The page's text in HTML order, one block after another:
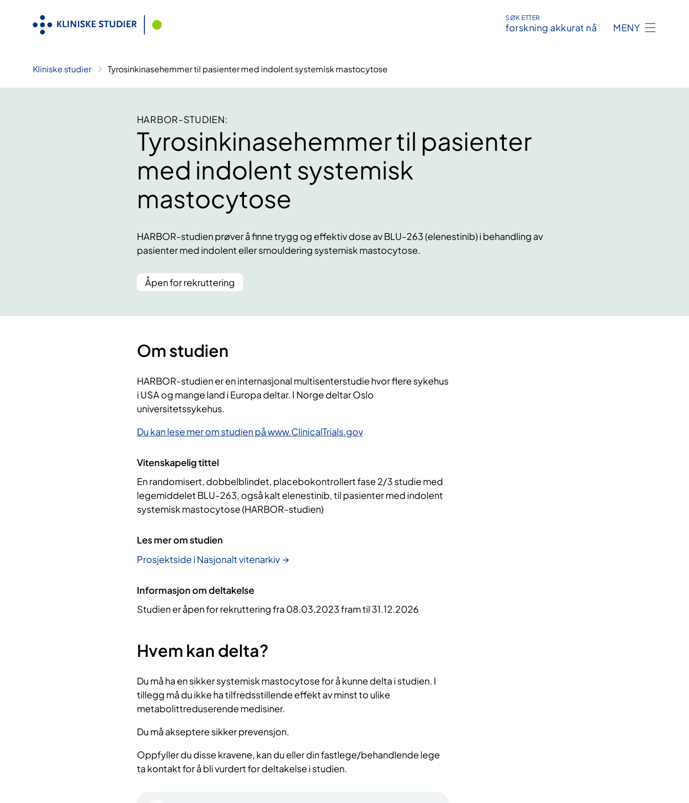
SØK ETTER
forskning akkurat nå MENY
Kliniske studier Tyrosinkinasehemmer til pasienter med indolent systemisk mastocytose
HARBOR-STUDIEN:
Tyrosinkinasehemmer til pasienter
med indolent systemisk
mastocytose
HARBOR-studien prøver å finne trygg og effektiv dose av BLU-263 (elenestinib) i behandling av
pasienter med indolent eller smouldering systemisk mastocytose.
Åpen for rekruttering
Om studien
HARBOR-studien er en internasjonal multisenterstudie hvor flere sykehus
i USA og mange land i Europa deltar. I Norge deltar Oslo
universitetssykehus.
Du kan lese mer om studien på www.ClinicalTrials.gov
Vitenskapelig tittel
En randomisert, dobbelblindet, placebokontrollert fase 2/3 studie med
legemiddelet BLU-263, også kalt elenestinib, til pasienter med indolent
systemisk mastocytose (HARBOR-studien)
Les mer om studien
Prosjektside i Nasjonalt vitenarkiv
Informasjon om deltakelse
Studien er åpen for rekruttering fra 08.03.2023 fram til 31.12.2026
Hvem kan delta?
Du må ha en sikker systemisk mastocytose for å kunne delta i studien. I
tillegg må du ikke ha tilfredsstillende effekt av minst to ulike
metabolittreduserende medisiner.
Du må akseptere sikker prevensjon.
Oppfyller du disse kravene, kan du eller din fastlege/behandlende lege
ta kontakt for å bli vurdert for deltakelse i studien.